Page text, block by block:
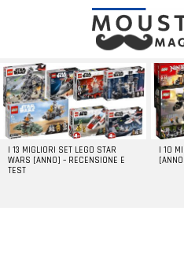
LATEST
STORIES
I 13 MIGLIORI SET LEGO STAR
WARS [ANNO] – RECENSIONE E
TEST
I 10